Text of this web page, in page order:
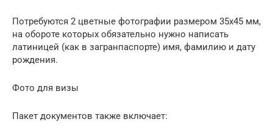
Потребуются 2 цветные фотографии размером 35х45 мм,
на обороте которых обязательно нужно написать
латиницей (как в загранпаспорте) имя, фамилию и дату
рождения.
Фото для визы
Пакет документов также включает: